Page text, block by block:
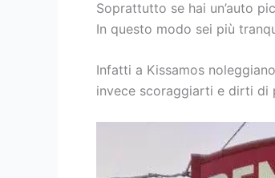
Soprattutto se hai un’auto
In questo modo sei più
Infatti a Kissamos
invece scoraggiarti e dirti di